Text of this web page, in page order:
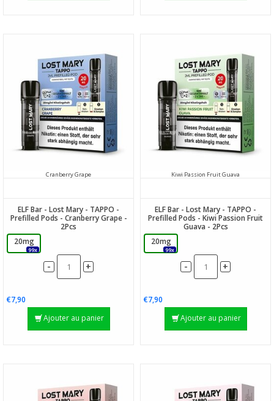
Cranberry Grape
ELF Bar - Lost Mary - TAPPO -
Prefilled Pods - Cranberry Grape -
2Pcs
20mg
99x
- +
€7,90
Ajouter au panier
Kiwi Passion Fruit Guava
ELF Bar - Lost Mary - TAPPO -
Prefilled Pods - Kiwi Passion Fruit
Guava - 2Pcs
20mg
99x
- +
€7,90
Ajouter au panier